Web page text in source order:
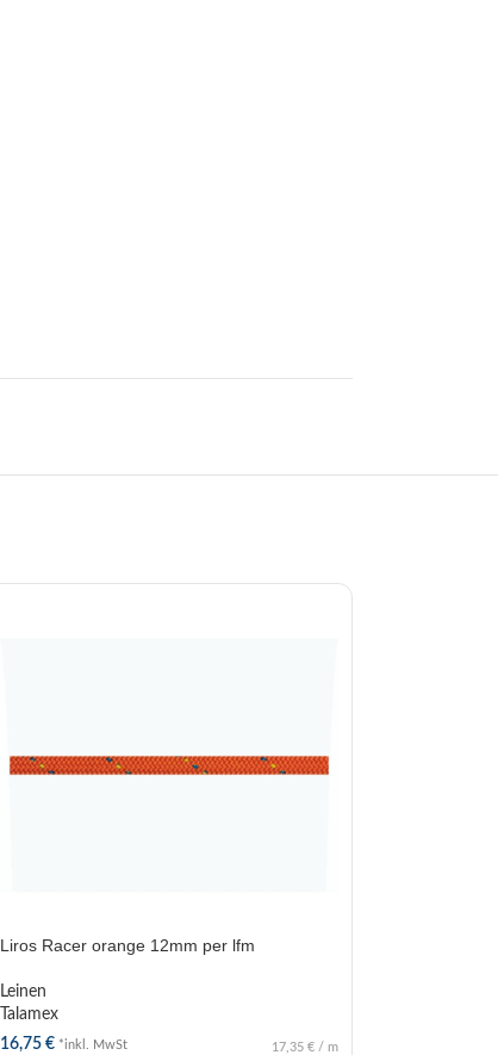
Liros Racer orange 12mm per lfm
Leinen
Talamex
16,75 € *inkl. MwSt 17,35 € / m